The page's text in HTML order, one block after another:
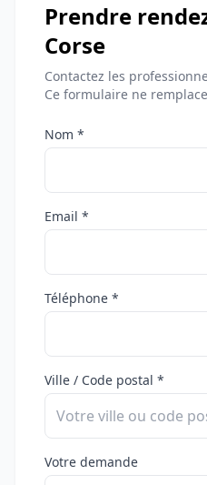
Prendre
Corse
Contactez les
Ce formulaire ne
Nom *
Email *
Téléphone *
Ville / Code postal *
Votre demande